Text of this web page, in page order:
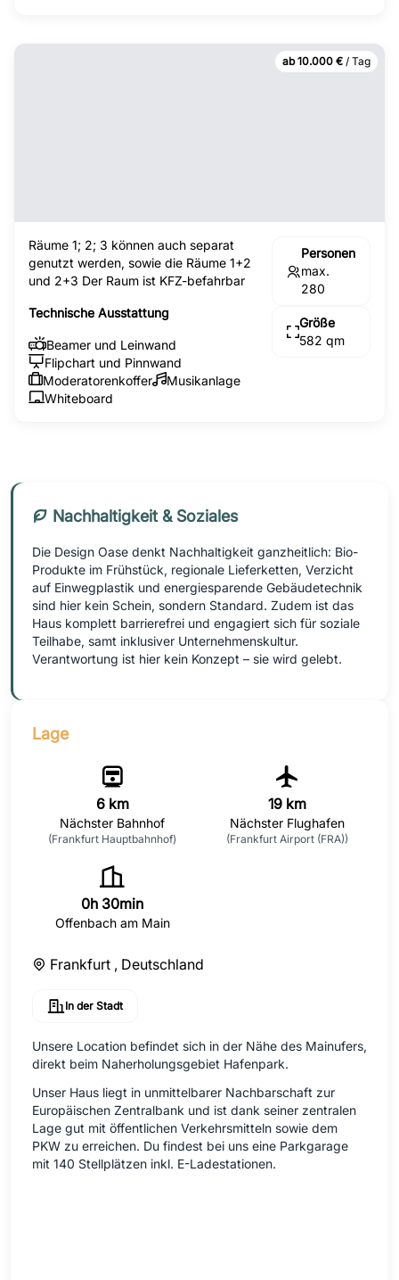
ab 10.000 € / Tag
Räume 1; 2; 3 können auch separat
genutzt werden, sowie die Räume 1+2
und 2+3 Der Raum ist KFZ-befahrbar
Technische Ausstattung
Beamer und Leinwand
Flipchart und Pinnwand
Moderatorenkoffer
Musikanlage
Whiteboard
Personen
max.
280
Größe
582 qm
Nachhaltigkeit & Soziales
Die Design Oase denkt Nachhaltigkeit ganzheitlich: Bio-
Produkte im Frühstück, regionale Lieferketten, Verzicht
auf Einwegplastik und energiesparende Gebäudetechnik
sind hier kein Schein, sondern Standard. Zudem ist das
Haus komplett barrierefrei und engagiert sich für soziale
Teilhabe, samt inklusiver Unternehmenskultur.
Verantwortung ist hier kein Konzept – sie wird gelebt.
Lage
6 km
Nächster Bahnhof
(Frankfurt Hauptbahnhof)
19 km
Nächster Flughafen
(Frankfurt Airport (FRA))
0h 30min
Offenbach am Main
Frankfurt , Deutschland
In der Stadt
Unsere Location befindet sich in der Nähe des Mainufers,
direkt beim Naherholungsgebiet Hafenpark.
Unser Haus liegt in unmittelbarer Nachbarschaft zur
Europäischen Zentralbank und ist dank seiner zentralen
Lage gut mit öffentlichen Verkehrsmitteln sowie dem
PKW zu erreichen. Du findest bei uns eine Parkgarage
mit 140 Stellplätzen inkl. E-Ladestationen.